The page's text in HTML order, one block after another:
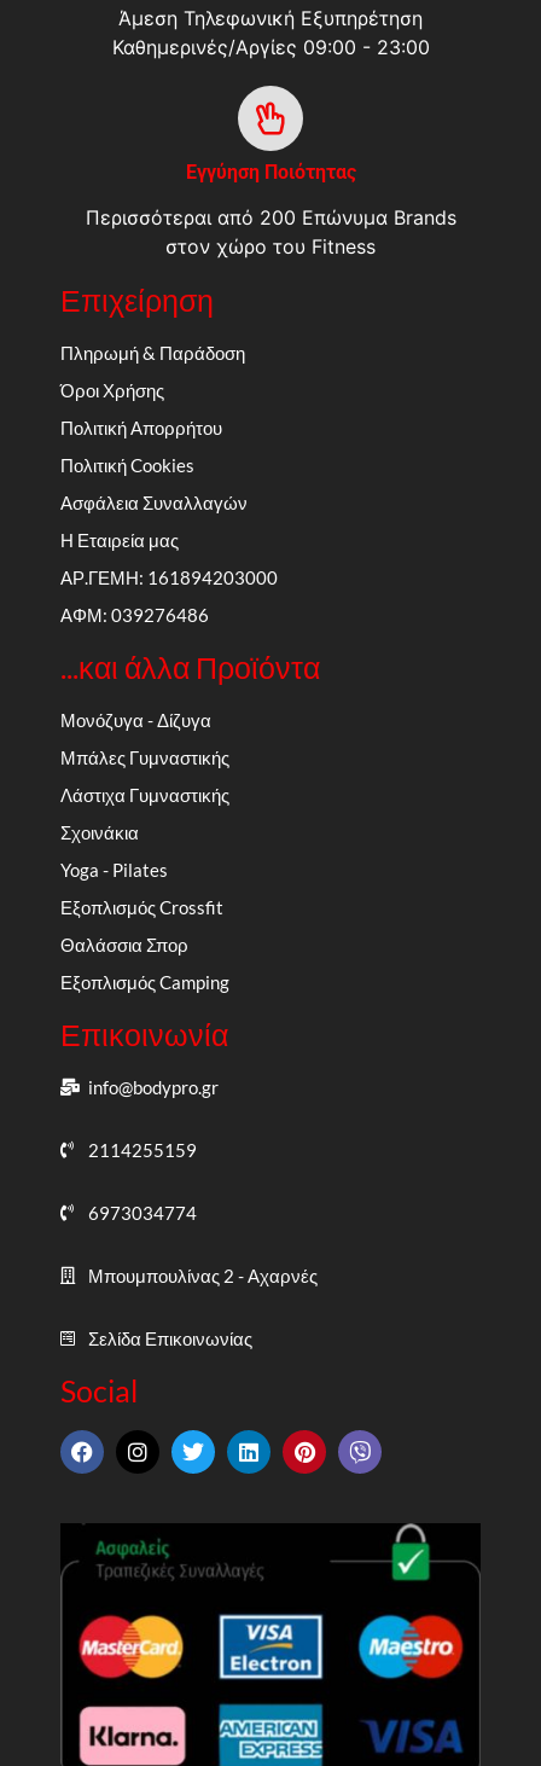
Άμεση Τηλεφωνική Εξυπηρέτηση
Καθημερινές/Αργίες 09:00 - 23:00
Εγγύηση Ποιότητας
Περισσότεραι από 200 Επώνυμα Brands
στον χώρο του Fitness
Επιχείρηση
Πληρωμή & Παράδοση
Όροι Χρήσης
Πολιτική Απορρήτου
Πολιτική Cookies
Ασφάλεια Συναλλαγών
Η Εταιρεία μας
ΑΡ.ΓΕΜΗ: 161894203000
ΑΦΜ: 039276486
...και άλλα Προϊόντα
Μονόζυγα - Δίζυγα
Μπάλες Γυμναστικής
Λάστιχα Γυμναστικής
Σχοινάκια
Yoga - Pilates
Εξοπλισμός Crossfit
Θαλάσσια Σπορ
Εξοπλισμός Camping
Επικοινωνία
info@bodypro.gr
2114255159
6973034774
Μπουμπουλίνας 2 - Αχαρνές
Σελίδα Επικοινωνίας
Social